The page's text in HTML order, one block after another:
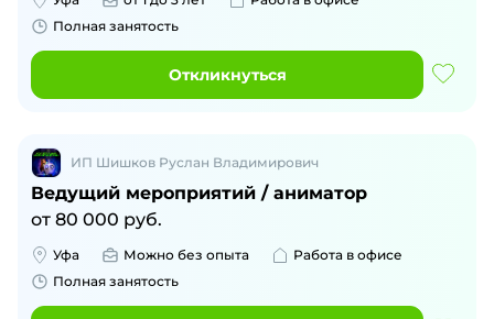
Полная занятость
Откликнуться
ИП Шишков Руслан Владимирович
Ведущий мероприятий / аниматор
от 80 000 руб.
Уфа Можно без опыта
Работа в офисе
Полная занятость